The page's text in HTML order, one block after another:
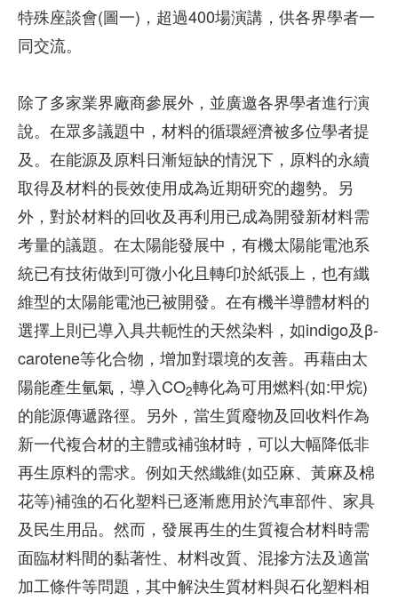
特殊座談會(圖一)，超過400場演講，供各界學者一
同交流。
除了多家業界廠商參展外，並廣邀各界學者進行演
說。在眾多議題中，材料的循環經濟被多位學者提
及。在能源及原料日漸短缺的情況下，原料的永續
取得及材料的長效使用成為近期研究的趨勢。另
外，對於材料的回收及再利用已成為開發新材料需
考量的議題。在太陽能發展中，有機太陽能電池系
統已有技術做到可微小化且轉印於紙張上，也有纖
維型的太陽能電池已被開發。在有機半導體材料的
選擇上則已導入具共軛性的天然染料，如indigo及β-
carotene等化合物，增加對環境的友善。再藉由太
陽能產生氫氣，導入CO2轉化為可用燃料(如:甲烷)
的能源傳遞路徑。另外，當生質廢物及回收料作為
新一代複合材的主體或補強材時，可以大幅降低非
再生原料的需求。例如天然纖維(如亞麻、黃麻及棉
花等)補強的石化塑料已逐漸應用於汽車部件、家具
及民生用品。然而，發展再生的生質複合材料時需
面臨材料間的黏著性、材料改質、混摻方法及適當
加工條件等問題，其中解決生質材料與石化塑料相